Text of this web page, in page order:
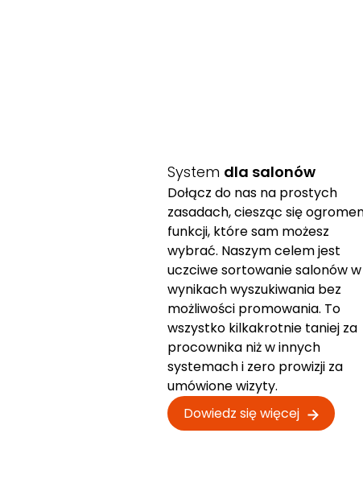
System dla salonów
Dołącz do nas na prostych
zasadach, ciesząc się
funkcji, które sam możesz
wybrać. Naszym celem jest
uczciwe sortowanie salonów w
wynikach wyszukiwania bez
możliwości promowania. To
wszystko kilkakrotnie taniej za
procownika niż w innych
systemach i zero prowizji za
umówione wizyty.
Dowiedz się więcej